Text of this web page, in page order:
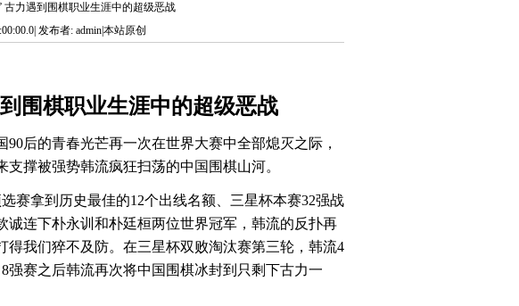
古力遇到围棋职业生涯中的超级恶战
发布者: admin|本站原创
围棋职业生涯中的超级恶战
后的青春光芒再一次在世界大赛中全部熄灭之际，
撑被强势韩流疯狂扫荡的中国围棋山河。
赛拿到历史最佳的12个出线名额、三星杯本赛32强战
诚连下朴永训和朴廷桓两位世界冠军，韩流的反扑再
我们猝不及防。在三星杯双败淘汰赛第三轮，韩流4
强赛之后韩流再次将中国围棋冰封到只剩下古力一